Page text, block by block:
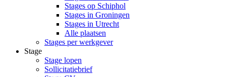
Stages op Schiphol
Stages in Groningen
Stages in Utrecht
Alle plaatsen
Stages per werkgever
Stage
Stage lopen
Sollicitatiebrief